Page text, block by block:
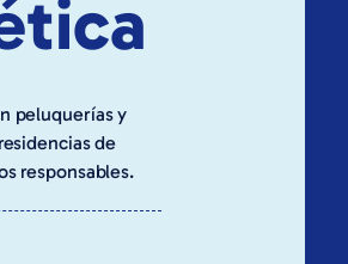
peluquerías y
de
responsables.